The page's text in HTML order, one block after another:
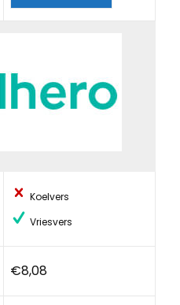
Koelvers
Vriesvers
€8,08